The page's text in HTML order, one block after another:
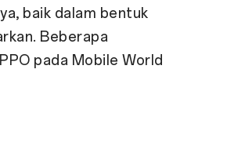
baik dalam bentuk
Beberapa
pada Mobile World